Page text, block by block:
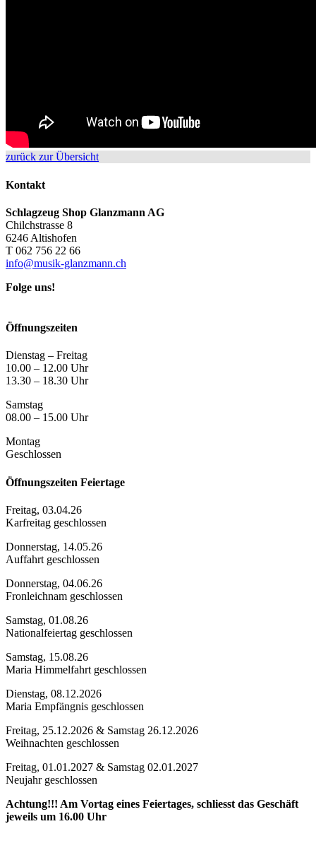
zurück zur Übersicht
Kontakt
Schlagzeug Shop Glanzmann AG
Chilchstrasse 8
6246 Altishofen
T 062 756 22 66
info@musik-glanzmann.ch
Folge uns!
Öffnungszeiten
Dienstag – Freitag
10.00 – 12.00 Uhr
13.30 – 18.30 Uhr
Samstag
08.00 – 15.00 Uhr
Montag
Geschlossen
Öffnungszeiten Feiertage
Freitag, 03.04.26
Karfreitag geschlossen
Donnerstag, 14.05.26
Auffahrt geschlossen
Donnerstag, 04.06.26
Fronleichnam geschlossen
Samstag, 01.08.26
Nationalfeiertag geschlossen
Samstag, 15.08.26
Maria Himmelfahrt geschlossen
Dienstag, 08.12.2026
Maria Empfängnis geschlossen
Freitag, 25.12.2026 & Samstag 26.12.2026
Weihnachten geschlossen
Freitag, 01.01.2027 & Samstag 02.01.2027
Neujahr geschlossen
Achtung!!! Am Vortag eines Feiertages, schliesst das Geschäft
jeweils um 16.00 Uhr